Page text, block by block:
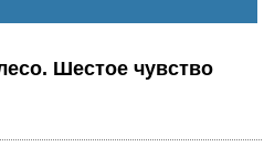
Шестое чувство